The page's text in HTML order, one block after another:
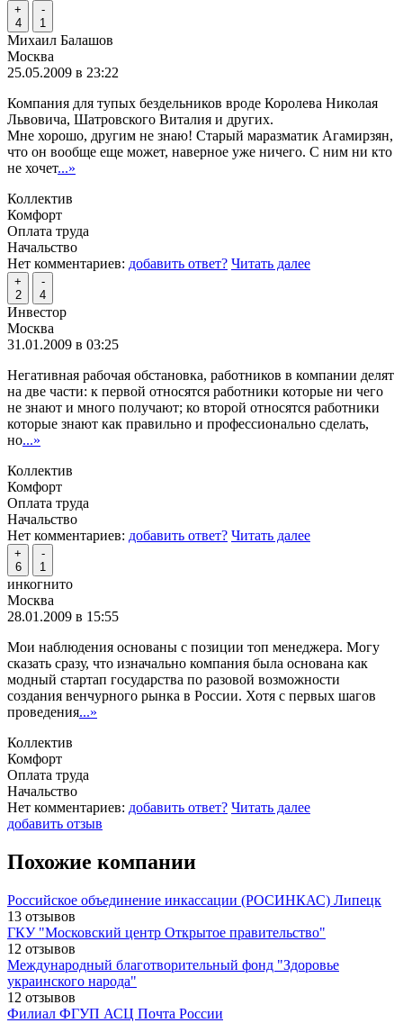
+
4
-
1
Михаил Балашов
Москва
25.05.2009 в 23:22
Компания для тупых бездельников вроде Королева Николая
Львовича, Шатровского Виталия и других.
Мне хорошо, другим не знаю! Старый маразматик Агамирзян,
что он вообще еще может, наверное уже ничего. С ним ни кто
не хочет...»
Коллектив
Комфорт
Оплата труда
Начальство
Нет комментариев: добавить ответ? Читать далее
+
2
-
4
Инвестор
Москва
31.01.2009 в 03:25
Негативная рабочая обстановка, работников в компании делят
на две части: к первой относятся работники которые ни чего
не знают и много получают; ко второй относятся работники
которые знают как правильно и профессионально сделать,
но...»
Коллектив
Комфорт
Оплата труда
Начальство
Нет комментариев: добавить ответ? Читать далее
+
6
-
1
инкогнито
Москва
28.01.2009 в 15:55
Мои наблюдения основаны с позиции топ менеджера. Могу
сказать сразу, что изначально компания была основана как
модный стартап государства по разовой возможности
создания венчурного рынка в России. Хотя с первых шагов
проведения...»
Коллектив
Комфорт
Оплата труда
Начальство
Нет комментариев: добавить ответ? Читать далее
добавить отзыв
Похожие компании
Российское объединение инкассации (РОСИНКАС) Липецк
13 отзывов
ГКУ "Московский центр Открытое правительство"
12 отзывов
Международный благотворительный фонд "Здоровье
украинского народа"
12 отзывов
Филиал ФГУП АСЦ Почта России